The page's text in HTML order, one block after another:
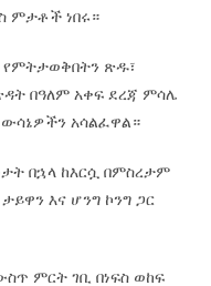
ምታቶች ነበሩ።
የምትታወቅበትን ጽዱ፣
በዓለም አቀፍ ደረጃ ምሳሌ
ውሳኔዎችን አሳልፈዋል።
በኋላ ከእርሷ በምስረታም
እና ሆንግ ኮንግ ጋር
ምርት ገቢ በነፍስ ወከፍ